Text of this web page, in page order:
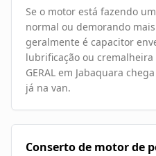
Se o motor está fazendo
normal ou demorando
geralmente é capacitor
lubrificação ou cremalheira
GERAL em Jabaquara
já na van.
Conserto de motor de